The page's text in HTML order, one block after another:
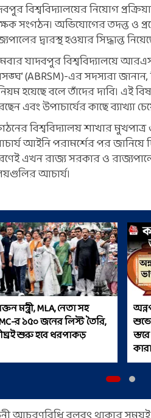
বিশ্ববিদ্যালয়ের নিয়োগ
সংগঠন। অভিযোগের তদন্ত ও
দ্বারস্থ হওয়ার সিদ্ধান্ত
যাদবপুর বিশ্ববিদ্যালয়ে
(ABRSM)-এর সদস্যরা
হয়েছে বলে তাঁদের দাবি। এই
এবং উপাচার্যের কাছে ব্যাখ্যা
বিশ্ববিদ্যালয় শাখার মুখপাত্র
আইনি পরামর্শের পর জানিয়ে
এখন রাজ্য সরকার ও
আচার্য।
মন্ত্রী, MLA, নেতা সহ
র ১৫০ জনের লিস্ট তৈরি,
শুরু হবে ধরপাকড়